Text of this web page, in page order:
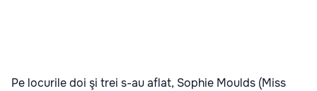
Pe locurile doi şi trei s-au aflat, Sophie Moulds (Miss